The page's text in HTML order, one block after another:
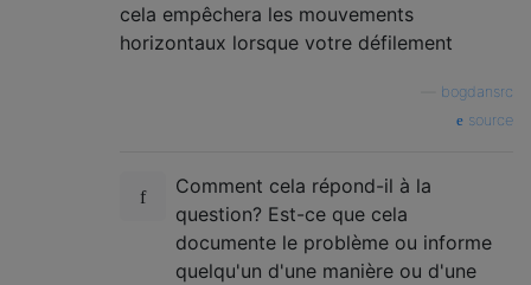
cela empêchera les mouvements
horizontaux lorsque votre défilement
bogdansrc
source
Comment cela répond-il à la
question? Est-ce que cela
documente le problème ou informe
quelqu'un d'une manière ou d'une